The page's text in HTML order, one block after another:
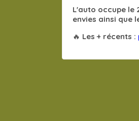
L'auto occupe le
envies ainsi que
🔥 Les + récents :